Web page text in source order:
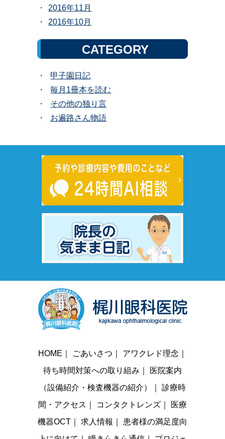
2016年11月
2016年10月
CATEGORY
甲子園日記
毎月1冊本を読む
その他の独り言
お遍路さん物語
HOME ごあいさつ アワクレド理念
待ち時間対策への取り組み
医院案内
（設備紹介・検査機器の紹介）
診療時
間・アクセス
コンタクトレンズ
医療
機器OCT
求人情報
患者様の満足度向